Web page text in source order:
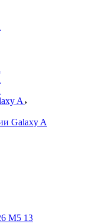
A
Galaxy A
M5 13